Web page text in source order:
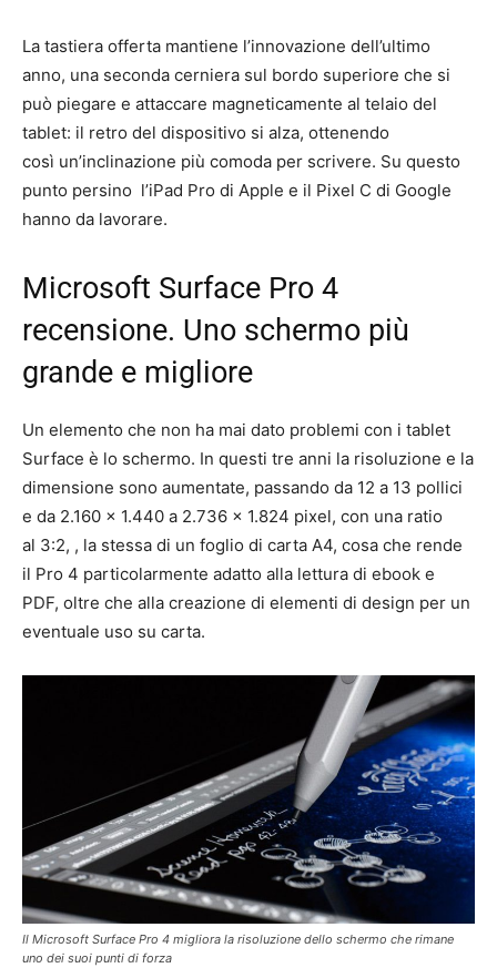
La tastiera offerta mantiene l’innovazione dell’ultimo
anno, una seconda cerniera sul bordo superiore che si
può piegare e attaccare magneticamente al telaio del
tablet: il retro del dispositivo si alza, ottenendo
così un’inclinazione più comoda per scrivere. Su questo
punto persino l’iPad Pro di Apple e il Pixel C di Google
hanno da lavorare.
Microsoft Surface Pro 4
recensione. Uno schermo più
grande e migliore
Un elemento che non ha mai dato problemi con i tablet
Surface è lo schermo. In questi tre anni la risoluzione e la
dimensione sono aumentate, passando da 12 a 13 pollici
e da 2.160 x 1.440 a 2.736 x 1.824 pixel, con una ratio
al 3:2, , la stessa di un foglio di carta A4, cosa che rende
il Pro 4 particolarmente adatto alla lettura di ebook e
PDF, oltre che alla creazione di elementi di design per un
eventuale uso su carta.
Il Microsoft Surface Pro 4 migliora la risoluzione dello schermo che rimane
uno dei suoi punti di forza